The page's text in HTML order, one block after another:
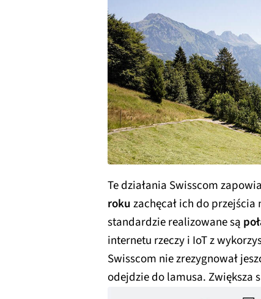
Te działania Swisscom
rokuzachęcał ich do przejścia
standardzie realizowane są
internetu rzeczy i IoT z
Swisscom nie zrezygnował
odejdzie do lamusa. Zwiększa